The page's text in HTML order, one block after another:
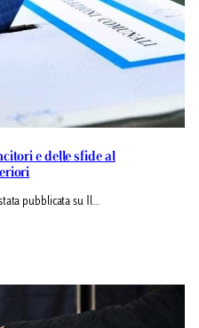
e delle sfide al
pubblicata su Il…